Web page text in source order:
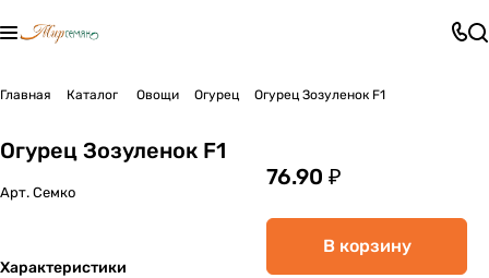
Главная Каталог Овощи Огурец Огурец Зозуленок F1
Огурец Зозуленок F1
Арт. Семко
Характеристики
76.90 ₽
В корзину